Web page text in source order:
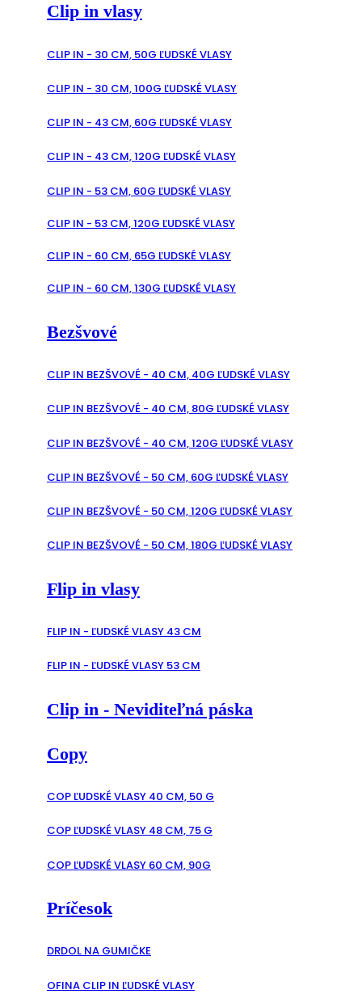
Clip in vlasy
CLIP IN - 30 CM, 50G ĽUDSKÉ VLASY
CLIP IN - 30 CM, 100G ĽUDSKÉ VLASY
CLIP IN - 43 CM, 60G ĽUDSKÉ VLASY
CLIP IN - 43 CM, 120G ĽUDSKÉ VLASY
CLIP IN - 53 CM, 60G ĽUDSKÉ VLASY
CLIP IN - 53 CM, 120G ĽUDSKÉ VLASY
CLIP IN - 60 CM, 65G ĽUDSKÉ VLASY
CLIP IN - 60 CM, 130G ĽUDSKÉ VLASY
Bezšvové
CLIP IN BEZŠVOVÉ - 40 CM, 40G ĽUDSKÉ VLASY
CLIP IN BEZŠVOVÉ - 40 CM, 80G ĽUDSKÉ VLASY
CLIP IN BEZŠVOVÉ - 40 CM, 120G ĽUDSKÉ VLASY
CLIP IN BEZŠVOVÉ - 50 CM, 60G ĽUDSKÉ VLASY
CLIP IN BEZŠVOVÉ - 50 CM, 120G ĽUDSKÉ VLASY
CLIP IN BEZŠVOVÉ - 50 CM, 180G ĽUDSKÉ VLASY
Flip in vlasy
FLIP IN - ĽUDSKÉ VLASY 43 CM
FLIP IN - ĽUDSKÉ VLASY 53 CM
Clip in - Neviditeľná páska
Copy
COP ĽUDSKÉ VLASY 40 CM, 50 G
COP ĽUDSKÉ VLASY 48 CM, 75 G
COP ĽUDSKÉ VLASY 60 CM, 90G
Príčesok
DRDOL NA GUMIČKE
OFINA CLIP IN ĽUDSKÉ VLASY